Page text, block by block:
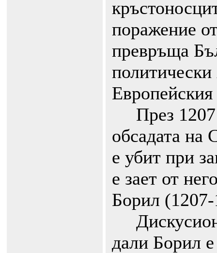
поражение
превръща
През 1207
обсадата на
е убит при
е зает от
Борил
дали Борил